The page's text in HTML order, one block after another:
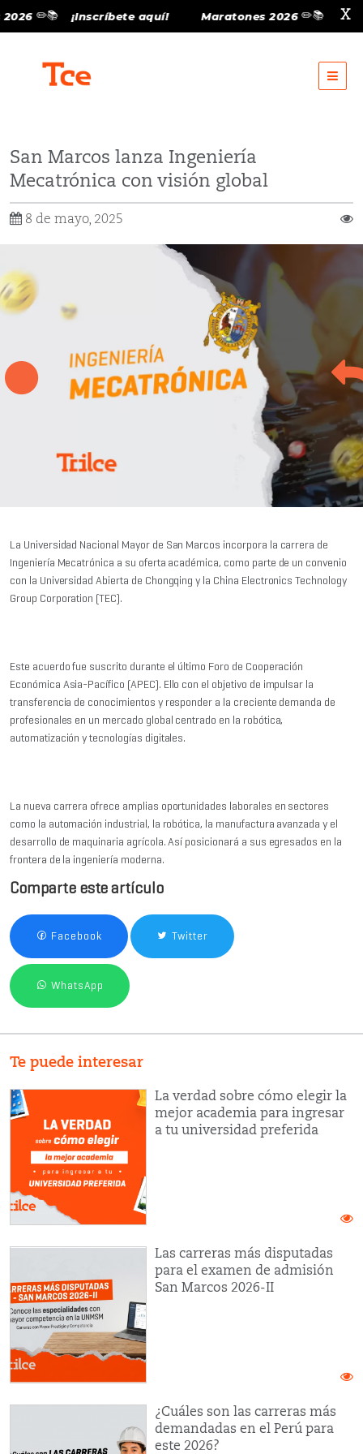
✏️📚 ¡Inscríbete aquí! Maratones 2026 ✏️📚 X
MARATONES 2026
¡MATRÍCULA EN LÍNEA!
San Marcos lanza Ingeniería
Mecatrónica con visión global
8 de mayo, 2025

La Universidad Nacional Mayor de San Marcos incorpora la carrera de
Ingeniería Mecatrónica a su oferta académica, como parte de un convenio
con la Universidad Abierta de Chongqing y la China Electronics Technology
Group Corporation (TEC).
Este acuerdo fue suscrito durante el último Foro de Cooperación
Económica Asia-Pacífico (APEC). Ello con el objetivo de impulsar la
transferencia de conocimientos y responder a la creciente demanda de
profesionales en un mercado global centrado en la robótica,
automatización y tecnologías digitales.
La nueva carrera ofrece amplias oportunidades laborales en sectores
como la automación industrial, la robótica, la manufactura avanzada y el
desarrollo de maquinaria agrícola. Así posicionará a sus egresados en la
frontera de la ingeniería moderna.
Comparte este artículo
Facebook Twitter
WhatsApp
Te puede interesar
La verdad sobre cómo elegir la
mejor academia para ingresar
a tu universidad preferida
Las carreras más disputadas
para el examen de admisión
San Marcos 2026-II
¿Cuáles son las carreras más
demandadas en el Perú para
este 2026?